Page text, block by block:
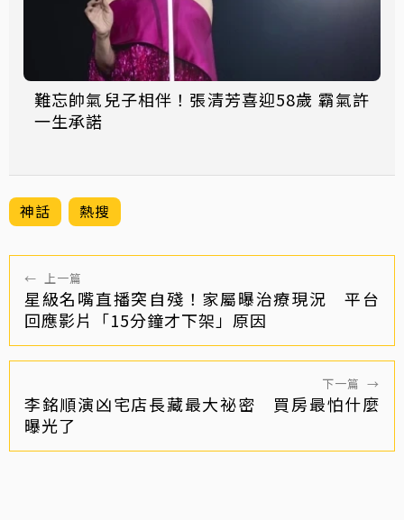
難忘帥氣兒子相伴！張清芳喜迎58歲 霸氣許
一生承諾
神話 熱搜
← 上一篇
星級名嘴直播突自殘！家屬曝治療現況 平台
回應影片「15分鐘才下架」原因
下一篇 →
李銘順演凶宅店長藏最大祕密 買房最怕什麼
曝光了